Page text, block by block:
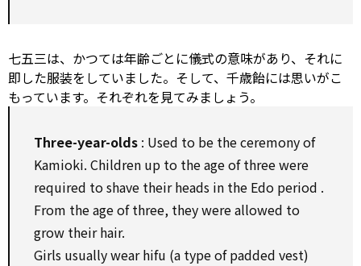
七五三は、かつては年齢ごとに儀式の意味があり、それに
即した服装をしていました。そして、千歳飴には思いがこ
もっています。それぞれを見てみましょう。
Three-year-olds : Used to be the ceremony of
Kamioki. Children up to the age of three were
required toshave their heads in the Edo period .
From the age of three, they were allowed to
grow their hair.
Girls usually wear hifu (a type of padded vest)